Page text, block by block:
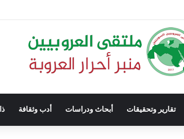
تقارير وتحقيقات أبحاث ودراسات أدب وثقافة